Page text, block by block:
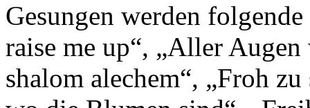
Gesungen werden
raise me up“, „Aller
shalom alechem“, „Froh